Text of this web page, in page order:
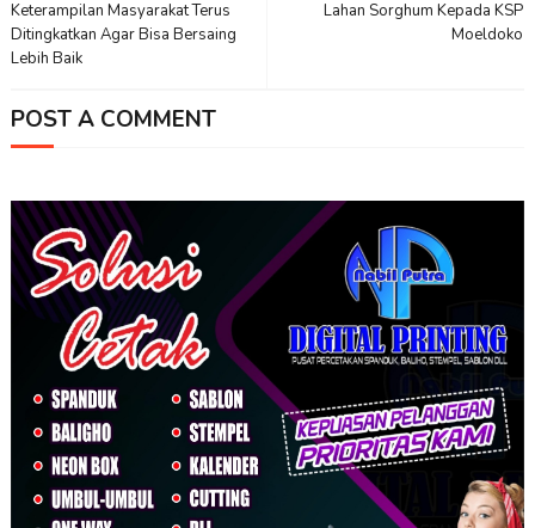
Lahan Sorghum Kepada KSP
Moeldoko
Keterampilan Masyarakat Terus
Ditingkatkan Agar Bisa Bersaing
Lebih Baik
POST A COMMENT